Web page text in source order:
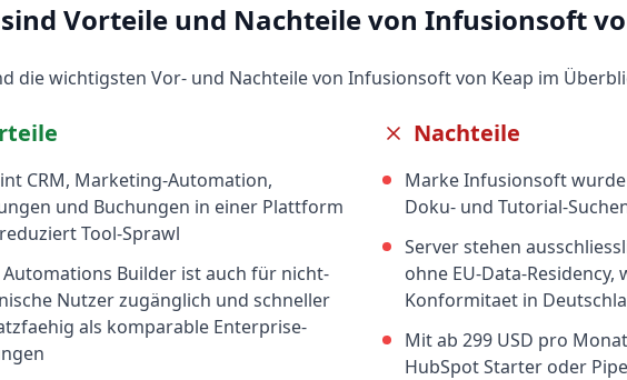
Vorteile und Nachteile von Infusionsoft
die wichtigsten Vor- und Nachteile von Infusionsoft von Keap im
CRM, Marketing-Automation,
und Buchungen in einer Plattform
Tool-Sprawl
Automations Builder ist auch für nicht-
Nutzer zugänglich und schneller
als komparable Enterprise-
Nachteile
Marke Infusionsoft wurde
Doku- und Tutorial-
Server stehen
ohne EU-Data-Residency,
Konformitaet in
Mit ab 299 USD pro
HubSpot Starter oder